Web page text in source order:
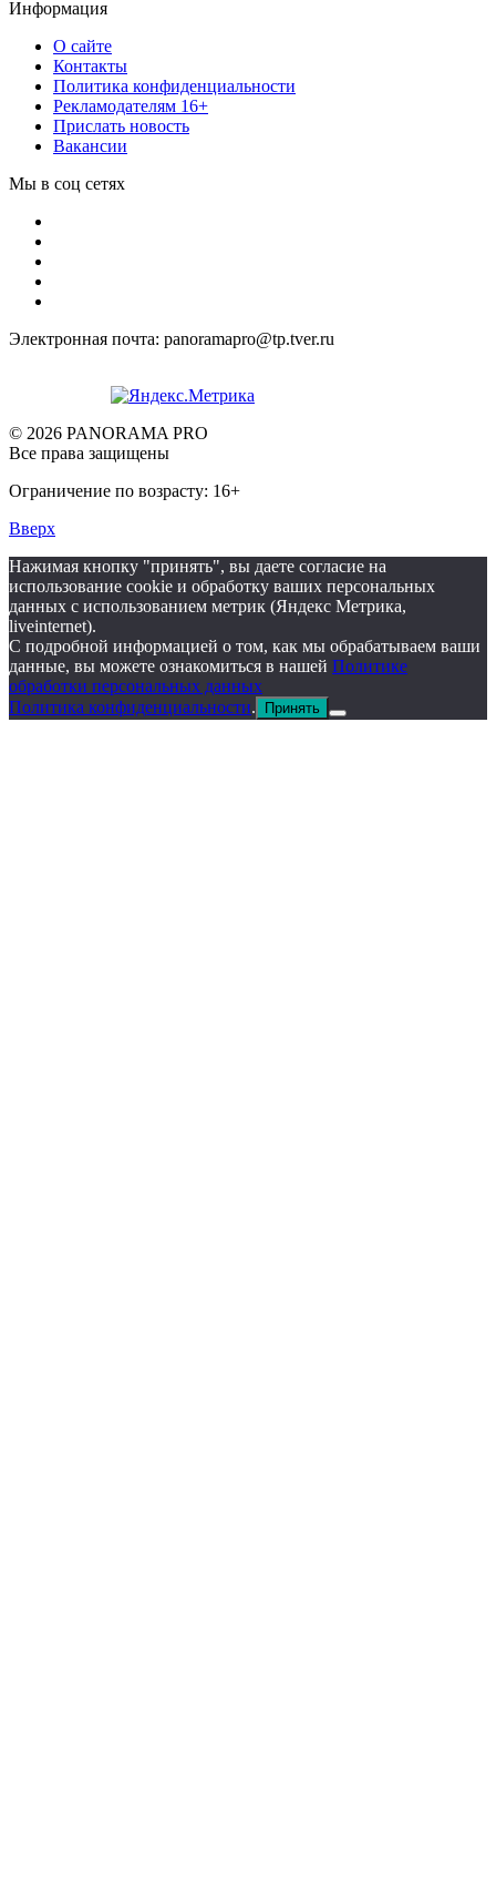
Информация
О сайте
Контакты
Политика конфиденциальности
Рекламодателям 16+
Прислать новость
Вакансии
Мы в соц сетях
Электронная почта: panoramapro@tp.tver.ru
© 2026 PANORAMA PRO
Все права защищены
Ограничение по возрасту: 16+
Вверх
Нажимая кнопку "принять", вы даете согласие на
использование cookie и обработку ваших персональных
данных с использованием метрик (Яндекс Метрика,
liveinternet).
С подробной информацией о том, как мы обрабатываем ваши
данные, вы можете ознакомиться в нашей Политике
обработки персональных данных
Политика конфиденциальности. Принять